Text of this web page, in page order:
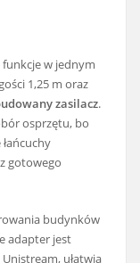
funkcje w jednym
1,25 m oraz
zasilacz.
osprzętu, bo
gotowego
budynków
adapter jest
ułatwia